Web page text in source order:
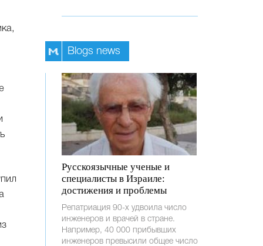
Blogs news
Русскоязычные ученые и
специалисты в Израиле:
достижения и проблемы
Репатриация 90-х удвоила число
инженеров и врачей в стране.
Например, 40 000 прибывших
инженеров превысили общее число